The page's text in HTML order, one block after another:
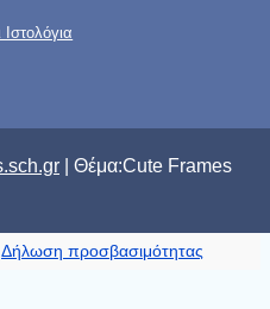
Ιστολόγια
| Θέμα:Cute Frames
Δήλωση προσβασιμότητας